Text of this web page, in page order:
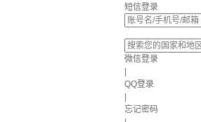
短信登录
微信登录
QQ登录
忘记密码